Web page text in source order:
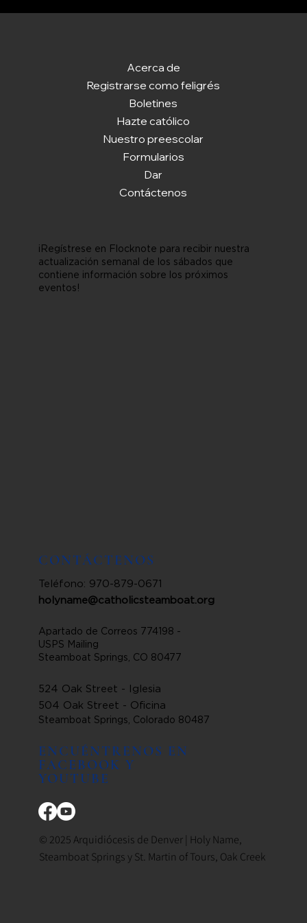
Acerca de
Registrarse como feligrés
Boletines
Hazte católico
Nuestro preescolar
Formularios
Dar
Contáctenos
¡Regístrese en Flocknote para recibir nuestra
actualización semanal de los sábados que
contiene información sobre los próximos
eventos!
CONTÁCTENOS
Teléfono: 970-879-0671
holyname@catholicsteamboat.org
Apartado de Correos 774198 -
USPS Mailing
Steamboat Springs, CO 80477
524 Oak Street - Iglesia
504 Oak Street - Oficina
Steamboat Springs, Colorado 80487
ENCUÉNTRENOS EN
FACEBOOK Y
YOUTUBE
© 2025 Arquidiócesis de Denver | Holy Name,
Steamboat Springs y St. Martin of Tours, Oak Creek